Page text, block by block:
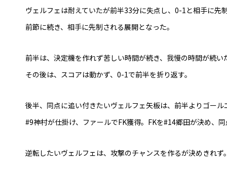
ヴェルフェは耐えていたが前半33分に失点し、0-1と相手に先
前節に続き、相手に先制される展開となった。
前半は、決定機を作れず苦しい時間が続き、我慢の時間が続い
その後は、スコアは動かず、0-1で前半を折り返す。
後半、同点に追い付きたいヴェルフェ矢板は、前半よりゴー
#9神村が仕掛け、ファールでFK獲得。FKを#14郷田が決め、
逆転したいヴェルフェは、攻撃のチャンスを作るが決めきれず